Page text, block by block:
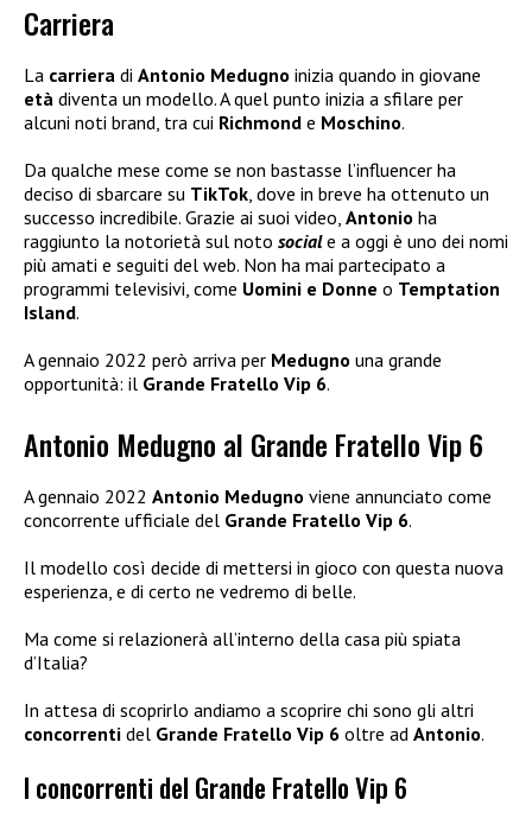
Carriera
La carriera di Antonio Medugno inizia quando in giovane
età diventa un modello. A quel punto inizia a sfilare per
alcuni noti brand, tra cui Richmond e Moschino.
Da qualche mese come se non bastasse l’influencer ha
deciso di sbarcare su TikTok, dove in breve ha ottenuto un
successo incredibile. Grazie ai suoi video, Antonio ha
raggiunto la notorietà sul noto sociale a oggi è uno dei nomi
più amati e seguiti del web. Non ha mai partecipato a
programmi televisivi, come Uomini e Donne o Temptation
Island.
A gennaio 2022 però arriva per Medugno una grande
opportunità: il Grande Fratello Vip 6.
Antonio Medugno al Grande Fratello Vip 6
A gennaio 2022 Antonio Medugno viene annunciato come
concorrente ufficiale del Grande Fratello Vip 6.
Il modello così decide di mettersi in gioco con questa nuova
esperienza, e di certo ne vedremo di belle.
Ma come si relazionerà all’interno della casa più spiata
d’Italia?
In attesa di scoprirlo andiamo a scoprire chi sono gli altri
concorrenti del Grande Fratello Vip 6 oltre ad Antonio.
I concorrenti del Grande Fratello Vip 6